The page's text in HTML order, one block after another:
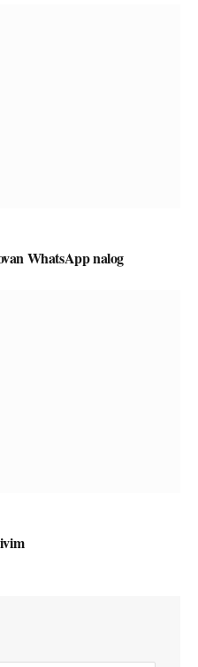
WhatsApp nalog